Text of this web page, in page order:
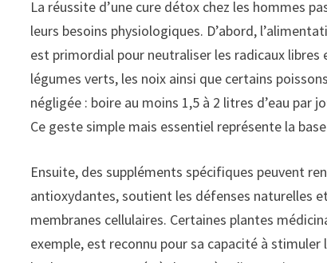
La réussite d’une cure détox chez les hommes
leurs besoins physiologiques. D’abord,
est primordial pour neutraliser les radicaux
légumes verts, les noix ainsi que certains
négligée : boire au moins 1,5 à 2 litres d’eau
Ce geste simple mais essentiel représente la
Ensuite, des suppléments spécifiques peuvent
antioxydantes, soutient les défenses naturelles
membranes cellulaires. Certaines plantes
exemple, est reconnu pour sa capacité à